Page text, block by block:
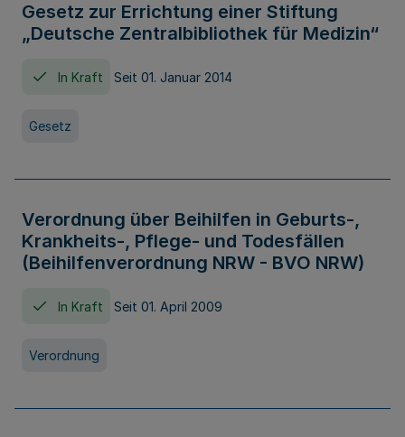
Gesetz zur Errichtung einer Stiftung
„Deutsche Zentralbibliothek für Medizin“
In Kraft Seit 01. Januar 2014
Gesetz
Verordnung über Beihilfen in Geburts-,
Krankheits-, Pflege- und Todesfällen
(Beihilfenverordnung NRW - BVO NRW)
In Kraft Seit 01. April 2009
Verordnung